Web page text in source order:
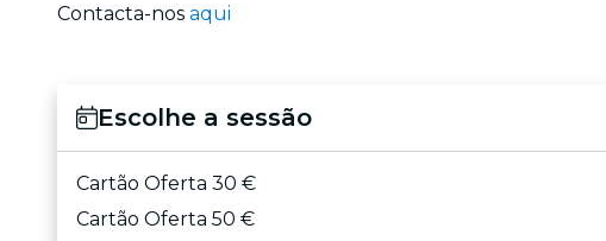
Contacta-nos aqui
Escolhe a sessão
Cartão Oferta 30 €
Cartão Oferta 50 €